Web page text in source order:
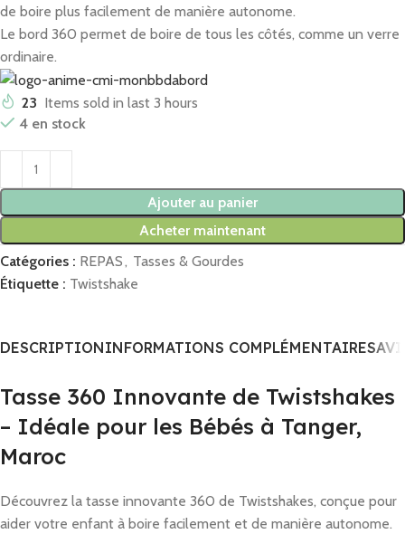
de boire plus facilement de manière autonome.
Le bord 360 permet de boire de tous les côtés, comme un verre
ordinaire.
23 Items sold in last 3 hours
4 en stock
Ajouter au panier
Acheter maintenant
Catégories : REPAS, Tasses & Gourdes
Étiquette : Twistshake
DESCRIPTIONINFORMATIONS COMPLÉMENTAIRES
Tasse 360 Innovante de Twistshakes
– Idéale pour les Bébés à Tanger,
Maroc
Découvrez la tasse innovante 360 de Twistshakes, conçue pour
aider votre enfant à boire facilement et de manière autonome.